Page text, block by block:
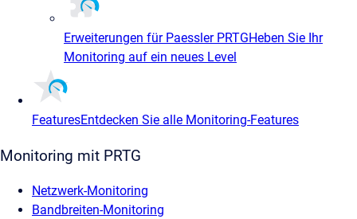
Erweiterungen für Paessler PRTGHeben Sie Ihr
Monitoring auf ein neues Level
FeaturesEntdecken Sie alle Monitoring-Features
Monitoring mit PRTG
Netzwerk-Monitoring
Bandbreiten-Monitoring